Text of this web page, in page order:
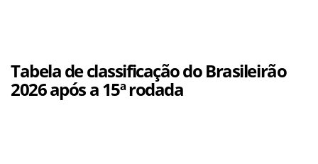
Tabela de classificação do Brasileirão
2026 após a 15ª rodada